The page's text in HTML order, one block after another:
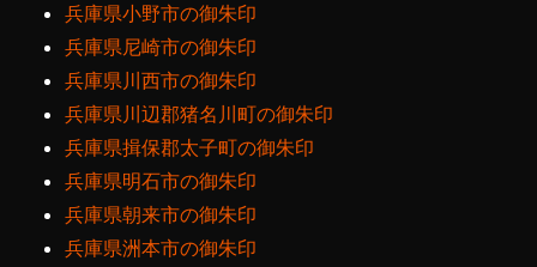
兵庫県小野市の御朱印
兵庫県尼崎市の御朱印
兵庫県川西市の御朱印
兵庫県川辺郡猪名川町の御朱印
兵庫県揖保郡太子町の御朱印
兵庫県明石市の御朱印
兵庫県朝来市の御朱印
兵庫県洲本市の御朱印